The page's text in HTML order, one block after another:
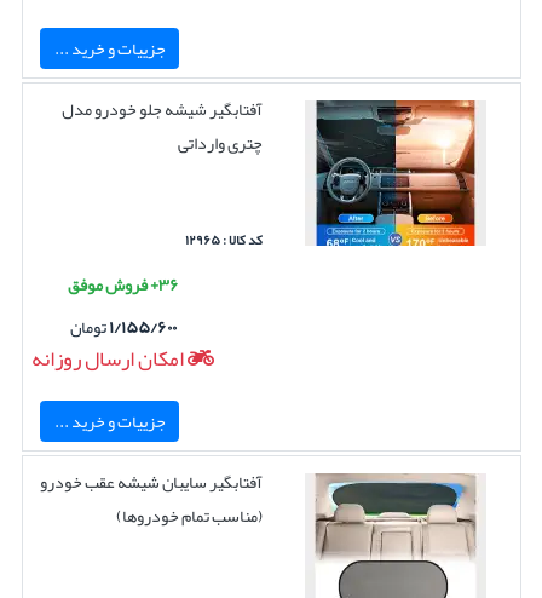
جزییات و خرید ...
آفتابگیر شیشه جلو خودرو مدل
چتری وارداتی
کد کالا : ۱۲۹۶۵
۳۶+ فروش موفق
۱/۱۵۵/۶۰۰تومان
امکان ارسال روزانه
جزییات و خرید ...
آفتابگیر سایبان شیشه عقب خودرو
(مناسب تمام خودروها)